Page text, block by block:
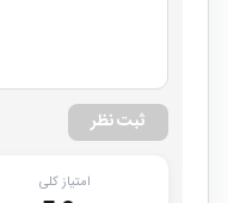
ثبت نظر
امتیاز کلی